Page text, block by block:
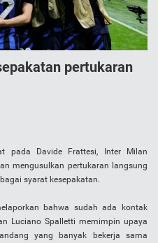
pertukaran
pada Davide Frattesi, Inter Milan
mengusulkan pertukaran langsung
syarat kesepakatan.
bahwa sudah ada kontak
Luciano Spalletti memimpin upaya
yang banyak bekerja sama